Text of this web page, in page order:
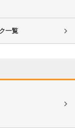
一覧